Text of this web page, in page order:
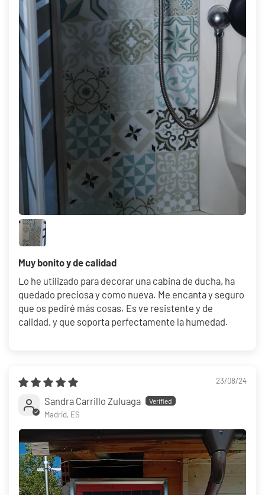
Muy bonito y de calidad
Lo he utilizado para decorar una cabina de ducha, ha
quedado preciosa y como nueva. Me encanta y seguro
que os pediré más cosas. Es ve resistente y de
calidad, y que soporta perfectamente la humedad.
23/08/24
Sandra Carrillo Zuluaga
Madrid, ES